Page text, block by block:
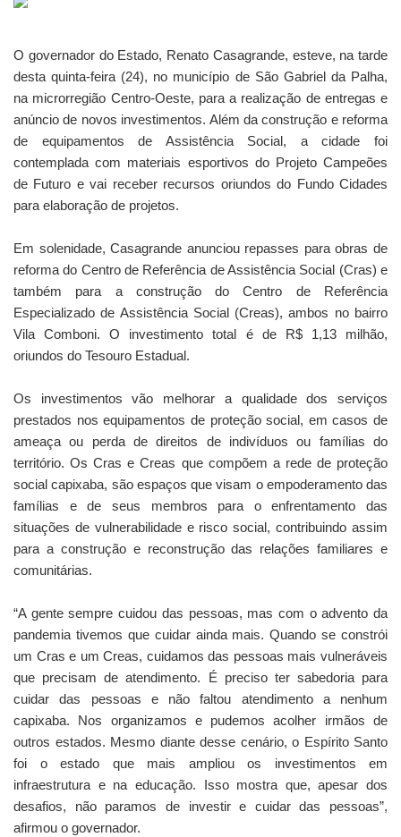
O governador do Estado, Renato Casagrande, esteve, na tarde
desta quinta-feira (24), no município de São Gabriel da Palha,
na microrregião Centro-Oeste, para a realização de entregas e
anúncio de novos investimentos. Além da construção e reforma
de equipamentos de Assistência Social, a cidade foi
contemplada com materiais esportivos do Projeto Campeões
de Futuro e vai receber recursos oriundos do Fundo Cidades
para elaboração de projetos.
Em solenidade, Casagrande anunciou repasses para obras de
reforma do Centro de Referência de Assistência Social (Cras) e
também para a construção do Centro de Referência
Especializado de Assistência Social (Creas), ambos no bairro
Vila Comboni. O investimento total é de R$ 1,13 milhão,
oriundos do Tesouro Estadual.
Os investimentos vão melhorar a qualidade dos serviços
prestados nos equipamentos de proteção social, em casos de
ameaça ou perda de direitos de indivíduos ou famílias do
território. Os Cras e Creas que compõem a rede de proteção
social capixaba, são espaços que visam o empoderamento das
famílias e de seus membros para o enfrentamento das
situações de vulnerabilidade e risco social, contribuindo assim
para a construção e reconstrução das relações familiares e
comunitárias.
“A gente sempre cuidou das pessoas, mas com o advento da
pandemia tivemos que cuidar ainda mais. Quando se constrói
um Cras e um Creas, cuidamos das pessoas mais vulneráveis
que precisam de atendimento. É preciso ter sabedoria para
cuidar das pessoas e não faltou atendimento a nenhum
capixaba. Nos organizamos e pudemos acolher irmãos de
outros estados. Mesmo diante desse cenário, o Espírito Santo
foi o estado que mais ampliou os investimentos em
infraestrutura e na educação. Isso mostra que, apesar dos
desafios, não paramos de investir e cuidar das pessoas”,
afirmou o governador.